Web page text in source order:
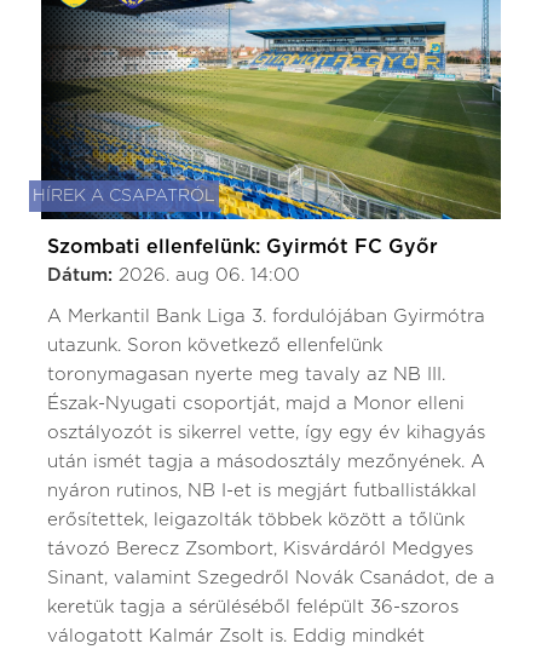
HÍREK A CSAPATRÓL
Szombati ellenfelünk: Gyirmót FC Győr
Dátum: 2026. aug 06. 14:00
A Merkantil Bank Liga 3. fordulójában Gyirmótra
utazunk. Soron következő ellenfelünk
toronymagasan nyerte meg tavaly az NB III.
Észak-Nyugati csoportját, majd a Monor elleni
osztályozót is sikerrel vette, így egy év kihagyás
után ismét tagja a másodosztály mezőnyének. A
nyáron rutinos, NB I-et is megjárt futballistákkal
erősítettek, leigazolták többek között a tőlünk
távozó Berecz Zsombort, Kisvárdáról Medgyes
Sinant, valamint Szegedről Novák Csanádot, de a
keretük tagja a sérüléséből felépült 36-szoros
válogatott Kalmár Zsolt is. Eddig mindkét